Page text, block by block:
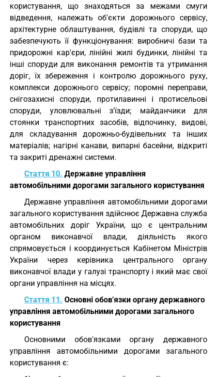
користування, що знаходяться за межами смуги
відведення, належать об'єкти дорожнього сервісу,
архітектурне облаштування, будівлі та споруди, що
забезпечують її функціонування: виробничі бази та
придорожні кар'єри, лінійні жилі будинки, лінійні та
інші споруди для виконання ремонтів та утримання
доріг, їх збереження і контролю дорожнього руху,
комплекси дорожнього сервісу; поромні переправи,
снігозахисні споруди, протилавинні і протисельові
споруди, уловлювальні з'їзди; майданчики для
стоянки транспортних засобів, відпочинку, видові,
для складування дорожньо-будівельних та інших
матеріалів; нагірні канави, випарні басейни, відкриті
та закриті дренажні системи.
Стаття 10. Державне управління
автомобільними дорогами загального користування
Державне управління автомобільними дорогами
загального користування здійснює Державна служба
автомобільних доріг України, що є центральним
органом виконавчої влади, діяльність якого
спрямовується і координується Кабінетом Міністрів
України через керівника центрального органу
виконавчої влади у галузі транспорту і який має свої
органи управління на місцях.
Стаття 11. Основні обов'язки органу державного
управління автомобільними дорогами загального
користування
Основними обов'язками органу державного
управління автомобільними дорогами загального
користування є: